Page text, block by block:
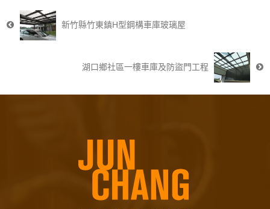
新竹縣竹東鎮H型鋼構車庫玻璃屋
湖口鄉社區一樓車庫及防盜門工程